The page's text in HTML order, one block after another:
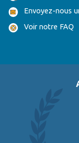
Envoyez-nous
Voir notre FAQ